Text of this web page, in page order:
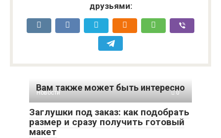
друзьями:
Вам также может быть интересно
Новости 0
Заглушки под заказ: как подобрать
размер и сразу получить готовый
макет